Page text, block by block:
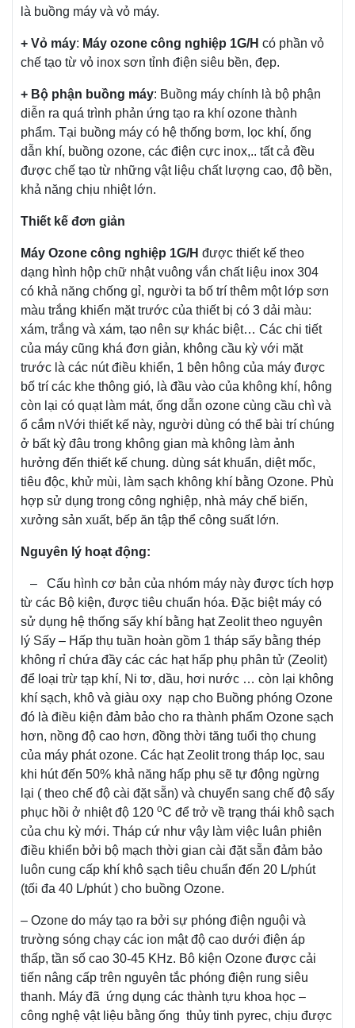
là buồng máy và vỏ máy.
+ Vỏ máy: Máy ozone công nghiệp 1G/H có phần vỏ
chế tạo từ vỏ inox sơn tỉnh điện siêu bền, đẹp.
+ Bộ phận buồng máy: Buồng máy chính là bộ phận
diễn ra quá trình phản ứng tạo ra khí ozone thành
phẩm. Tại buồng máy có hệ thống bơm, lọc khí, ống
dẫn khí, buồng ozone, các điện cực inox,.. tất cả đều
được chế tạo từ những vật liệu chất lượng cao, độ bền,
khả năng chịu nhiệt lớn.
Thiết kế đơn giản
Máy Ozone công nghiệp 1G/H được thiết kế theo
dạng hình hộp chữ nhật vuông vắn chất liệu inox 304
có khả năng chống gỉ, người ta bố trí thêm một lớp sơn
màu trắng khiến mặt trước của thiết bị có 3 dải màu:
xám, trắng và xám, tạo nên sự khác biệt… Các chi tiết
của máy cũng khá đơn giản, không cầu kỳ với mặt
trước là các nút điều khiển, 1 bên hông của máy được
bố trí các khe thông gió, là đầu vào của không khí, hông
còn lại có quạt làm mát, ống dẫn ozone cùng cầu chì và
ổ cắm nVới thiết kế này, người dùng có thể bài trí chúng
ở bất kỳ đâu trong không gian mà không làm ảnh
hưởng đến thiết kế chung. dùng sát khuẩn, diệt mốc,
tiêu độc, khử mùi, làm sạch không khí bằng Ozone. Phù
hợp sử dụng trong công nghiệp, nhà máy chế biến,
xưởng sản xuất, bếp ăn tập thể công suất lớn.
Nguyên lý hoạt động:
– Cấu hình cơ bản của nhóm máy này được tích hợp
từ các Bộ kiện, được tiêu chuẩn hóa. Đặc biệt máy có
sử dụng hệ thống sấy khí bằng hạt Zeolit theo nguyên
lý Sấy – Hấp thụ tuần hoàn gồm 1 tháp sấy bằng thép
không rỉ chứa đầy các các hạt hấp phụ phân tử (Zeolit)
để loại trừ tạp khí, Ni tơ, dầu, hơi nước … còn lại không
khí sạch, khô và giàu oxy nạp cho Buồng phóng Ozone
đó là điều kiện đảm bảo cho ra thành phẩm Ozone sạch
hơn, nồng độ cao hơn, đồng thời tăng tuổi thọ chung
của máy phát ozone. Các hạt Zeolit trong tháp lọc, sau
khi hút đến 50% khả năng hấp phụ sẽ tự động ngừng
lại ( theo chế độ cài đặt sẵn) và chuyển sang chế độ sấy
phục hồi ở nhiệt độ 120 oC để trở về trạng thái khô sạch
của chu kỳ mới. Tháp cứ như vậy làm việc luân phiên
điều khiển bởi bộ mạch thời gian cài đặt sẵn đảm bảo
luôn cung cấp khí khô sạch tiêu chuẩn đến 20 L/phút
(tối đa 40 L/phút ) cho buồng Ozone.
– Ozone do máy tạo ra bởi sự phóng điện nguội và
trường sóng chạy các ion mật độ cao dưới điện áp
thấp, tần số cao 30-45 KHz. Bô kiện Ozone được cải
tiến nâng cấp trên nguyên tắc phóng điện rung siêu
thanh. Máy đã ứng dụng các thành tựu khoa học –
công nghệ vật liệu bằng ống thủy tinh pyrec, chịu được